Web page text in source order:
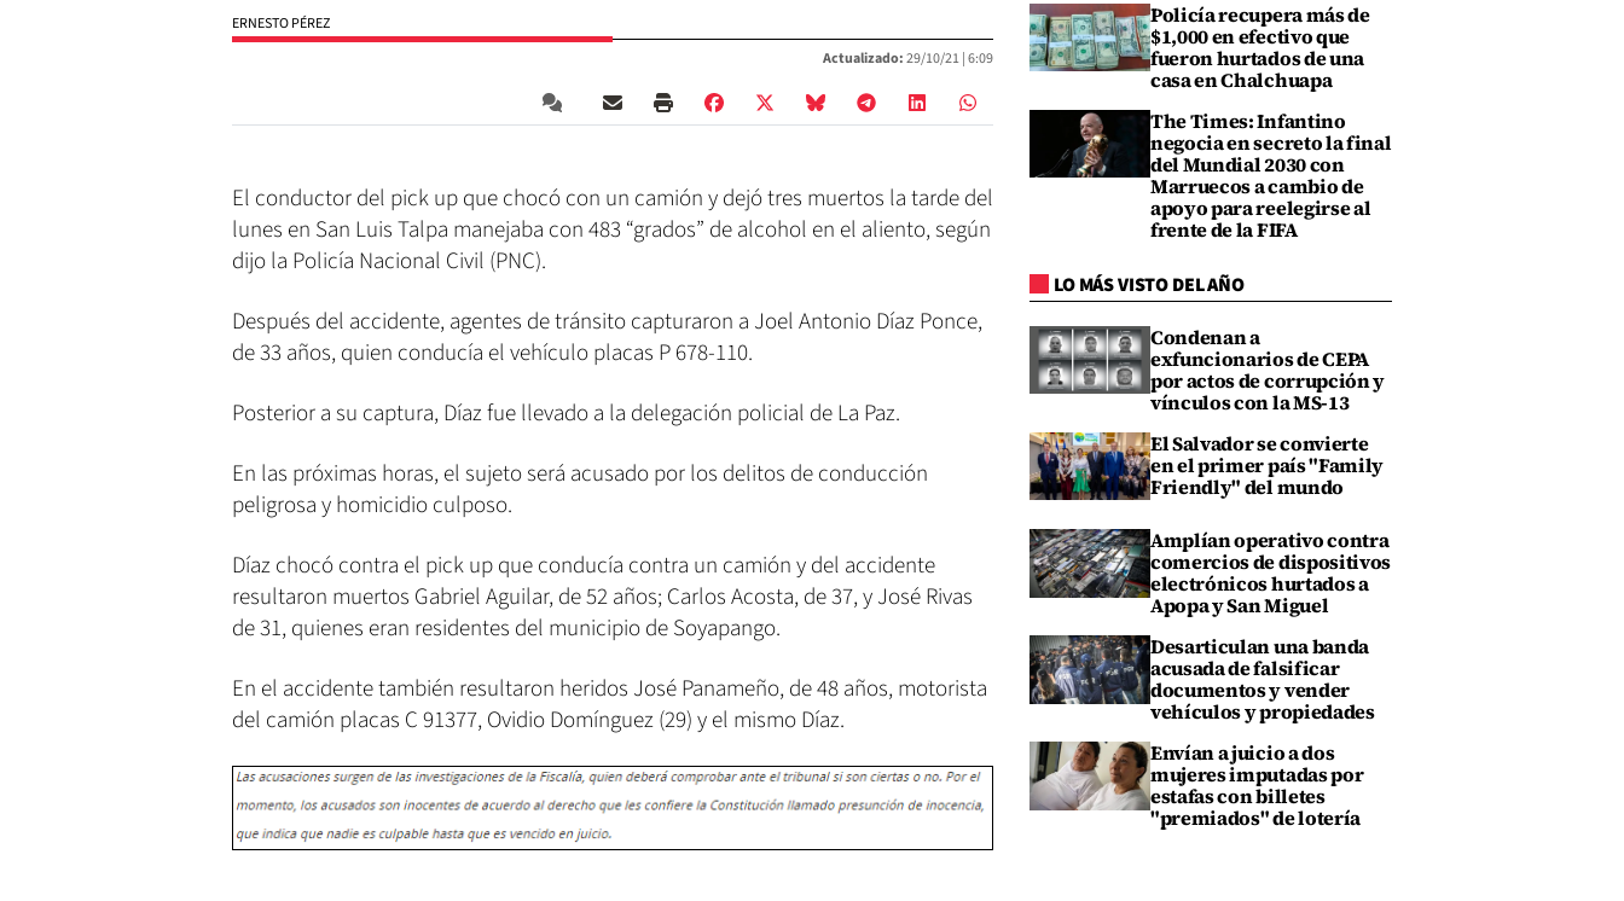
ERNESTO PÉREZ
Actualizado:29/10/21 |6:09
El conductor del pick up que chocó con un camión y dejó tres muertos la tarde del
lunes en San Luis Talpa manejaba con 483 “grados” de alcohol en el aliento, según
dijo la Policía Nacional Civil (PNC).
Después del accidente, agentes de tránsito capturaron a Joel Antonio Díaz Ponce,
de 33 años, quien conducía el vehículo placas P 678-110.
Posterior a su captura, Díaz fue llevado a la delegación policial de La Paz.
En las próximas horas, el sujeto será acusado por los delitos de conducción
peligrosa y homicidio culposo.
Díaz chocó contra el pick up que conducía contra un camión y del accidente
resultaron muertos Gabriel Aguilar, de 52 años; Carlos Acosta, de 37, y José Rivas
de 31, quienes eran residentes del municipio de Soyapango.
En el accidente también resultaron heridos José Panameño, de 48 años, motorista
del camión placas C 91377, Ovidio Domínguez (29) y el mismo Díaz.
Policía recupera más de
$1,000 en efectivo que
fueron hurtados de una
casa en Chalchuapa
The Times: Infantino
negocia en secreto la final
del Mundial 2030 con
Marruecos a cambio de
apoyo para reelegirse al
frente de la FIFA
LO MÁS VISTO DEL AÑO
Condenan a
exfuncionarios de CEPA
por actos de corrupción y
vínculos con la MS-13
El Salvador se convierte
en el primer país "Family
Friendly" del mundo
Amplían operativo contra
comercios de dispositivos
electrónicos hurtados a
Apopa y San Miguel
Desarticulan una banda
acusada de falsificar
documentos y vender
vehículos y propiedades
Envían a juicio a dos
mujeres imputadas por
estafas con billetes
"premiados" de lotería